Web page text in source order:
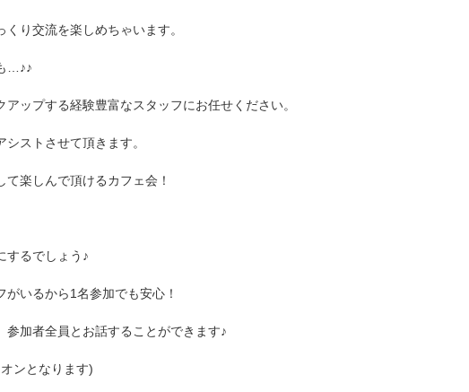
り交流を楽しめちゃいます。
…♪♪
ップする経験豊富なスタッフにお任せください。
ストさせて頂きます。
楽しんで頂けるカフェ会！
するでしょう♪
いるから1名参加でも安心！
加者全員とお話することができます♪
ンとなります)